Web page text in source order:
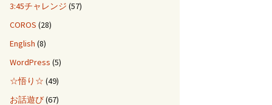
3:45チャレンジ (57)
COROS (28)
English (8)
WordPress (5)
☆悟り☆ (49)
お話遊び(67)